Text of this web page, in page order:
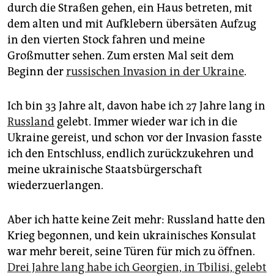
durch die Straßen gehen, ein Haus betreten, mit
dem alten und mit Aufklebern übersäten Aufzug
in den vierten Stock fahren und meine
Großmutter sehen. Zum ersten Mal seit dem
Beginn derrussischen Invasion in der Ukraine.
Ich bin 33 Jahre alt, davon habe ich 27 Jahre lang in
Russland gelebt. Immer wieder war ich in die
Ukraine gereist, und schon vor der Invasion fasste
ich den Entschluss, endlich zurückzukehren und
meine ukrainische Staatsbürgerschaft
wiederzuerlangen.
Aber ich hatte keine Zeit mehr: Russland hatte den
Krieg begonnen, und kein ukrainisches Konsulat
war mehr bereit, seine Türen für mich zu öffnen.
Drei Jahre lang habe ich Georgien, in Tbilisi, gelebt